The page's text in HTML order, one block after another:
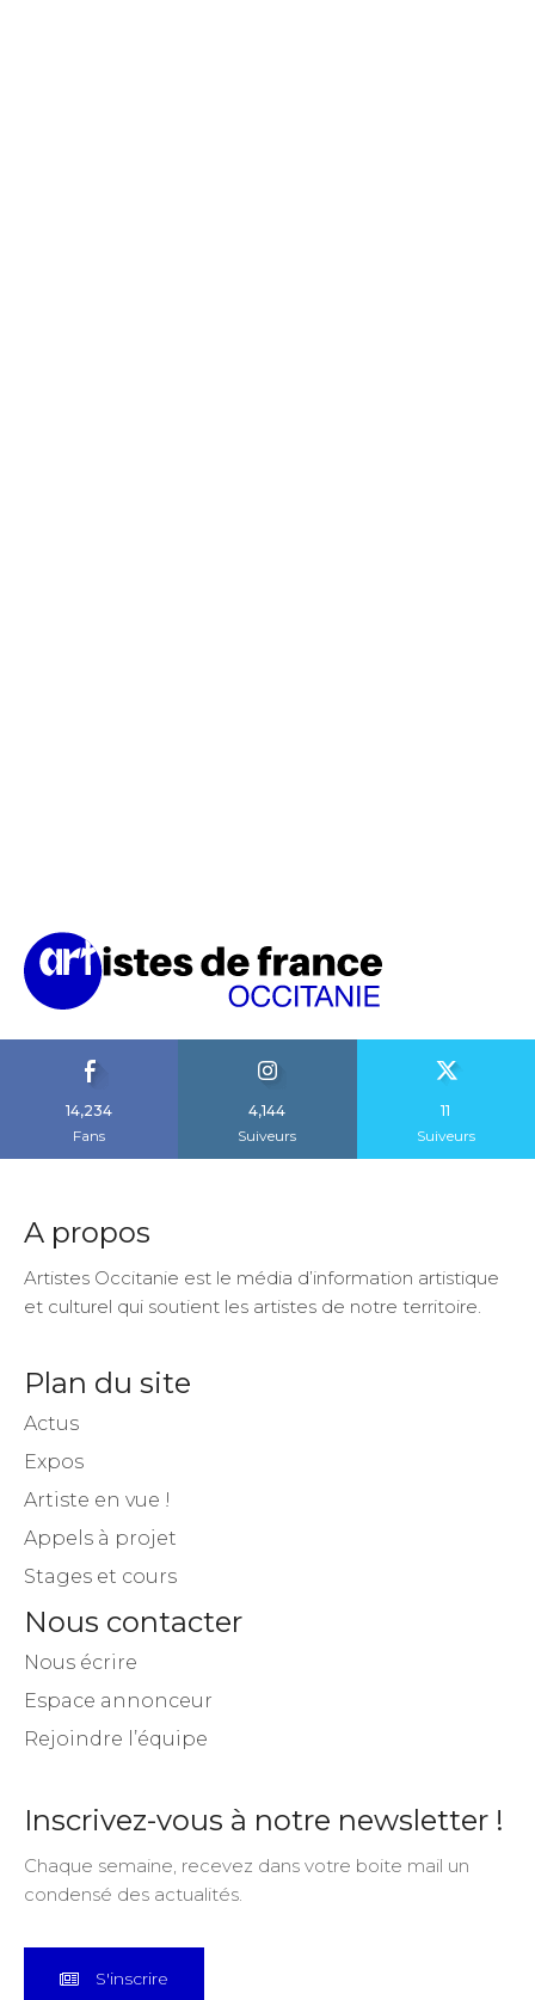
14,234
Fans
4,144
Suiveurs
11
Suiveurs
A propos
Artistes Occitanie est le média d’information artistique
et culturel qui soutient les artistes de notre territoire.
Plan du site
Actus
Expos
Artiste en vue !
Appels à projet
Stages et cours
Nous contacter
Nous écrire
Espace annonceur
Rejoindre l’équipe
Inscrivez-vous à notre newsletter !
Chaque semaine, recevez dans votre boite mail un
condensé des actualités.
S'inscrire